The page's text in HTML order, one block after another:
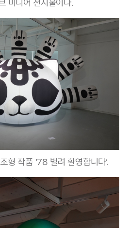
미디어 전시물이다.
형 작품 ‘78 벌려 환영합니다’.